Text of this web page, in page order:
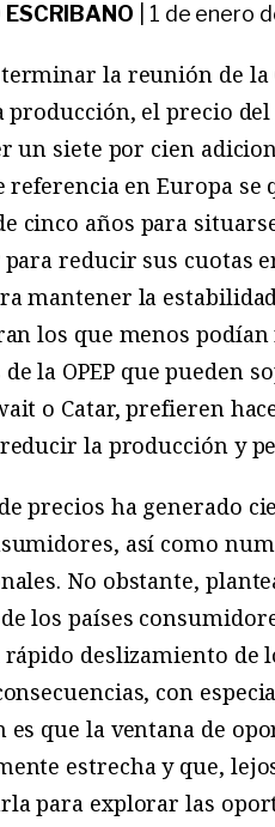
1 de enero
la reunión de la
el precio
un siete por cien
referencia en Europa se
cinco años para
para reducir sus cuotas
mantener la
los que menos
la OPEP que pueden
o Catar, prefieren
la producción y
precios ha generado
así como
No obstante,
los países
rápido deslizamiento
con
es que la ventana de
estrecha y que,
para explorar las